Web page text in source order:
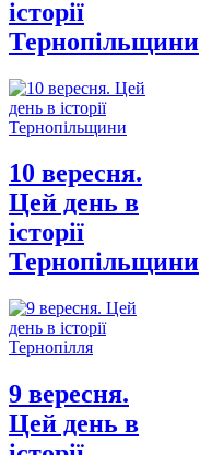
історії
Тернопільщини
10 вересня.
Цей день в
історії
Тернопільщини
9 вересня.
Цей день в